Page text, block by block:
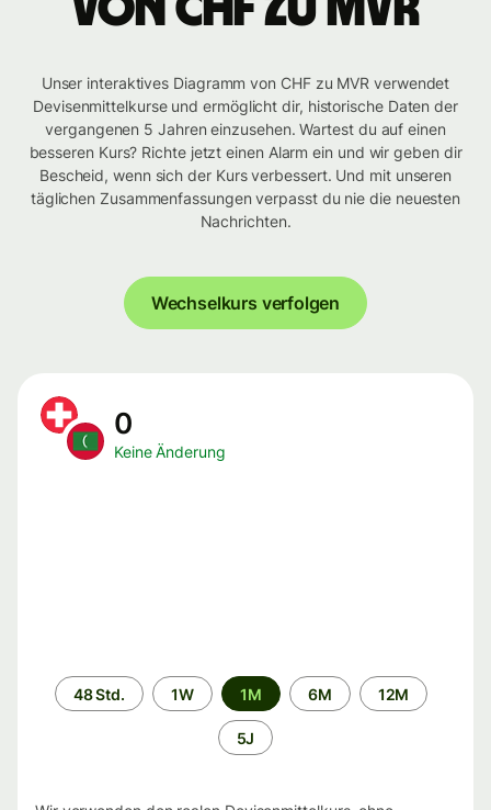
Unser interaktives Diagramm von CHF zu MVR verwendet
Devisenmittelkurse und ermöglicht dir, historische Daten der
vergangenen 5 Jahren einzusehen. Wartest du auf einen
besseren Kurs? Richte jetzt einen Alarm ein und wir geben dir
Bescheid, wenn sich der Kurs verbessert. Und mit unseren
täglichen Zusammenfassungen verpasst du nie die neuesten
Nachrichten.
Wechselkurs verfolgen
0
Keine Änderung
Zeitraum
48 Std. 1W 1M 6M 12M
5J